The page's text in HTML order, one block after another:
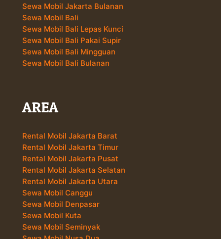
Sewa Mobil Jakarta Bulanan
Sewa Mobil Bali
Sewa Mobil Bali Lepas Kunci
Sewa Mobil Bali Pakai Supir
Sewa Mobil Bali Mingguan
Sewa Mobil Bali Bulanan
AREA
Rental Mobil Jakarta Barat
Rental Mobil Jakarta Timur
Rental Mobil Jakarta Pusat
Rental Mobil Jakarta Selatan
Rental Mobil Jakarta Utara
Sewa Mobil Canggu
Sewa Mobil Denpasar
Sewa Mobil Kuta
Sewa Mobil Seminyak